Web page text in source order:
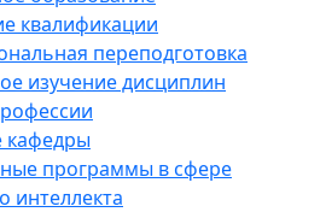
квалификации
переподготовка
изучение дисциплин
программы в сфере
интеллекта